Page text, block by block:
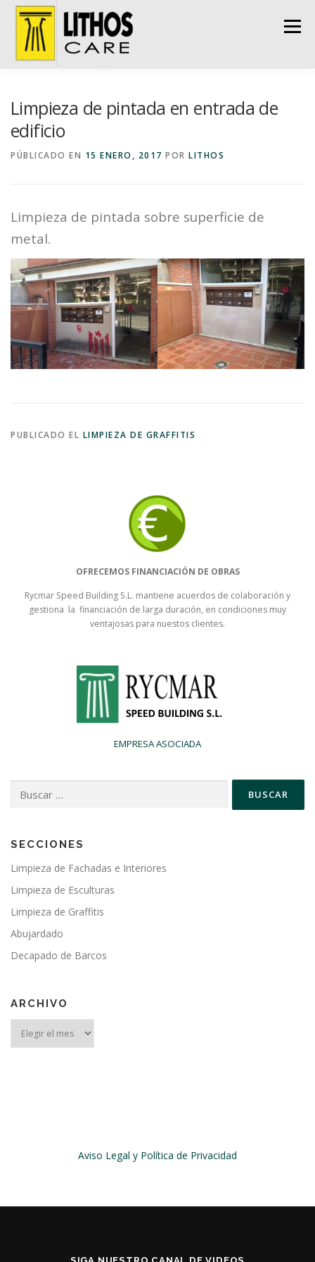
Saltar
contenido
Menú
Limpieza de pintada en entrada de
edificio
PÚBLICADO EN 15 ENERO, 2017 POR LITHOS
Limpieza de pintada sobre superficie de
metal.
PUBLICADO EL LIMPIEZA DE GRAFFITIS
OFRECEMOS FINANCIACIÓN DE OBRAS
Rycmar Speed Building S.L. mantiene acuerdos de colaboración y
gestiona la financiación de larga duración, en condiciones muy
ventajosas para nuestos clientes.
EMPRESA ASOCIADA
SECCIONES
Limpieza de Fachadas e Interiores
Limpieza de Esculturas
Limpieza de Graffitis
Abujardado
Decapado de Barcos
ARCHIVO
Aviso Legal y Política de Privacidad
SIGA NUESTRO CANAL DE VIDEOS